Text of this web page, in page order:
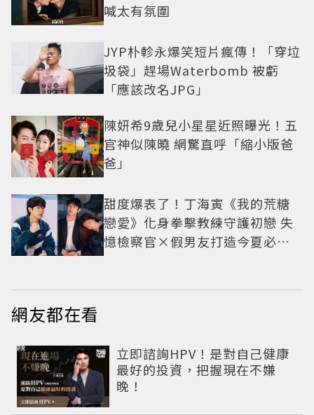
喊太有氛圍
JYP朴軫永爆笑短片瘋傳！「穿垃
圾袋」趕場Waterbomb 被虧
「應該改名JPG」
陳妍希9歲兒小星星近照曝光！五
官神似陳曉 網驚直呼「縮小版爸
爸」
甜度爆表了！丁海寅《我的荒糖
戀愛》化身拳擊教練守護初戀 失
憶檢察官×假男友打造今夏必看
網友都在看
立即諮詢HPV！是對自己健康
最好的投資，把握現在不嫌
晚！
PR